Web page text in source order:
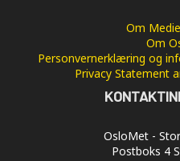
Om
Om
Personvernerklæring og
Privacy Statement
OsloMet -
Postboks 4